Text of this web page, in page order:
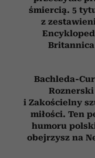
Książki, które
przeczytać
śmiercią. 5
z